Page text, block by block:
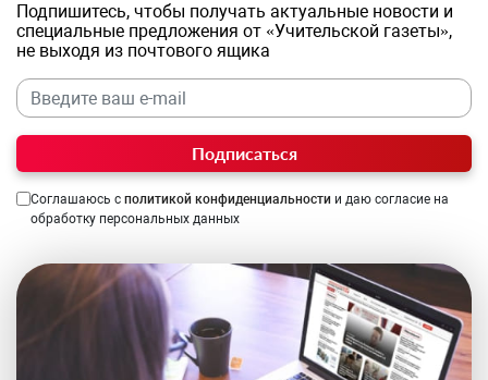
Подпишитесь, чтобы получать актуальные новости и
специальные предложения от «Учительской газеты»,
не выходя из почтового ящика
Подписаться
Соглашаюсь с политикой конфиденциальности и даю согласие на
обработку персональных данных